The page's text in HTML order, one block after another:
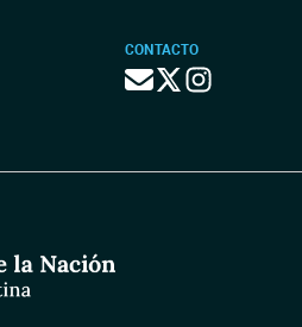
CONTACTO